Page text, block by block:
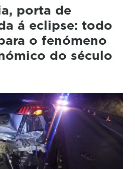
porta de
á eclipse: todo
o fenómeno
do século